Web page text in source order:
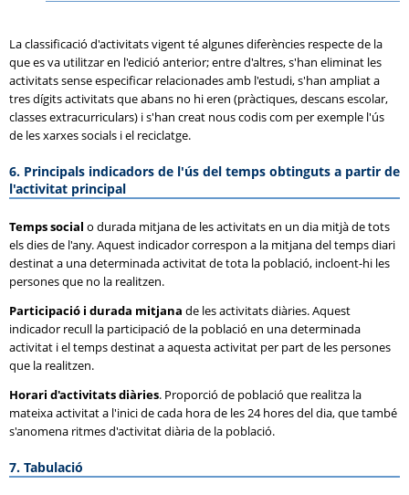
La classificació d'activitats vigent té algunes diferències respecte de la
que es va utilitzar en l'edició anterior; entre d'altres, s'han eliminat les
activitats sense especificar relacionades amb l'estudi, s'han ampliat a
tres dígits activitats que abans no hi eren (pràctiques, descans escolar,
classes extracurriculars) i s'han creat nous codis com per exemple l'ús
de les xarxes socials i el reciclatge.
6. Principals indicadors de l'ús del temps obtinguts a partir de
l'activitat principal
Temps social o durada mitjana de les activitats en un dia mitjà de tots
els dies de l'any. Aquest indicador correspon a la mitjana del temps diari
destinat a una determinada activitat de tota la població, incloent-hi les
persones que no la realitzen.
Participació i durada mitjana de les activitats diàries. Aquest
indicador recull la participació de la població en una determinada
activitat i el temps destinat a aquesta activitat per part de les persones
que la realitzen.
Horari d'activitats diàries. Proporció de població que realitza la
mateixa activitat a l'inici de cada hora de les 24 hores del dia, que també
s'anomena ritmes d'activitat diària de la població.
7. Tabulació